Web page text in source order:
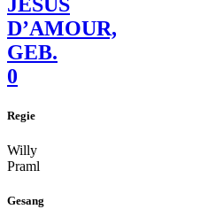
JESUS
D’AMOUR,
GEB.
0
Regie
Willy
Praml
Gesang